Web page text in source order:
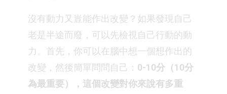
沒有動力又豈能作出改變？如果發現自己
老是半途而廢，可以先檢視自己行動的動
力。首先，你可以在腦中想一個想作出的
改變，然後簡單問問自己： 0-10分（10分
為最重要），這個改變對你來說有多重